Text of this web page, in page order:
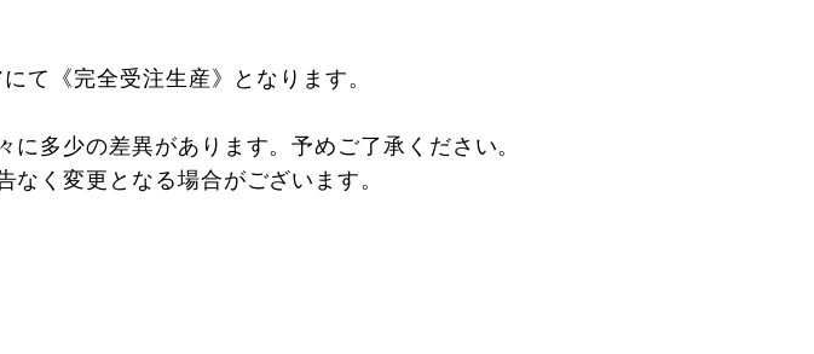
て《完全受注生産》となります。
多少の差異があります。予めご了承ください。
く変更となる場合がございます。